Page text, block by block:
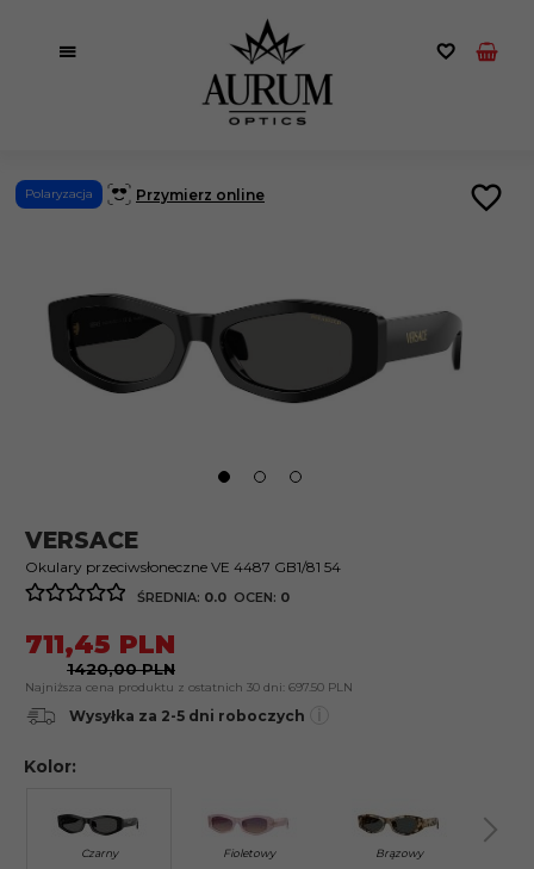
Polaryzacja Przymierz online
VERSACE
Okulary przeciwsłoneczne VE 4487 GB1/81 54
ŚREDNIA: 0.0 OCEN: 0
Kolor:
Czarny Fioletowy Brązowy
711,45 PLN
1420,00 PLN
Najniższa cena produktu z ostatnich 30 dni: 697.50 PLN
Wysyłka za 2-5 dni roboczych